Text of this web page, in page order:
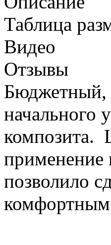
Таблица
Видео
Отзывы
Бюджетный,
начального
композита.
применение
позволило